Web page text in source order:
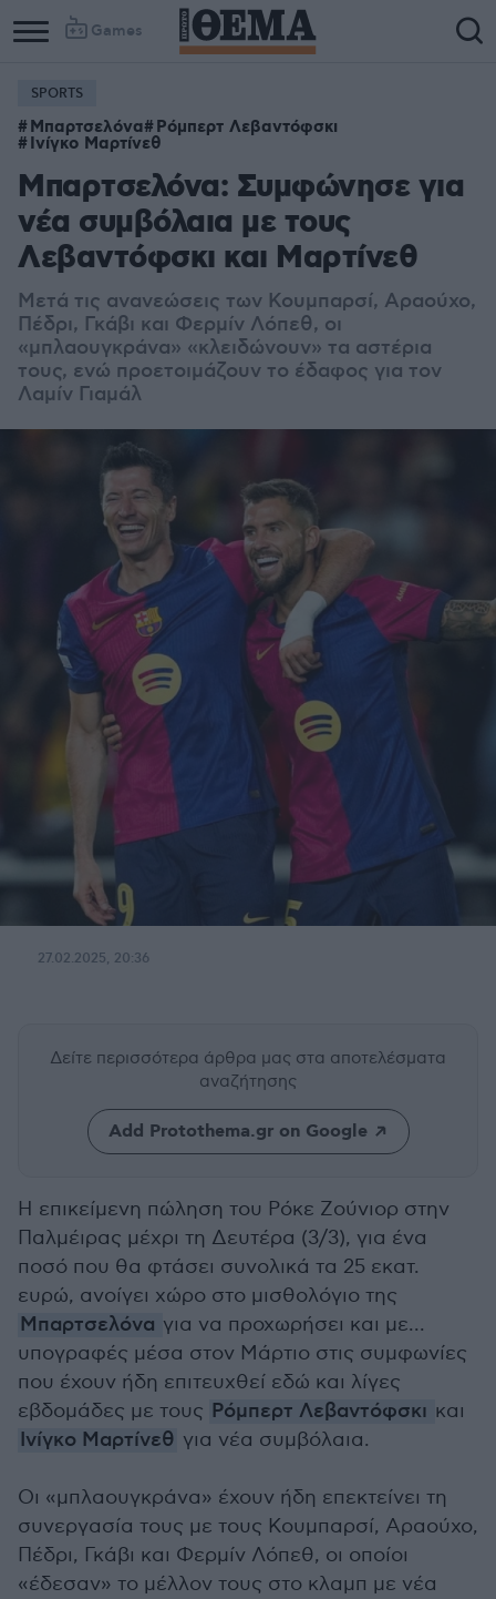
Games
SPORTS
Μπαρτσελόνα Ρόμπερτ Λεβαντόφσκι
Ινίγκο Μαρτίνεθ
Μπαρτσελόνα: Συμφώνησε για
νέα συμβόλαια με τους
Λεβαντόφσκι και Μαρτίνεθ
Μετά τις ανανεώσεις των Κουμπαρσί, Αραούχο,
Πέδρι, Γκάβι και Φερμίν Λόπεθ, οι
«μπλαουγκράνα» «κλειδώνουν» τα αστέρια
τους, ενώ προετοιμάζουν το έδαφος για τον
Λαμίν Γιαμάλ
27.02.2025, 20:36
Δείτε περισσότερα άρθρα μας στα αποτελέσματα
αναζήτησης
Add Protothema.gr on Google
Η επικείμενη πώληση του Ρόκε Ζούνιορ στην
Παλμέιρας μέχρι τη Δευτέρα (3/3), για ένα
ποσό που θα φτάσει συνολικά τα 25 εκατ.
ευρώ, ανοίγει χώρο στο μισθολόγιο της
Μπαρτσελόνα για να προχωρήσει και με...
υπογραφές μέσα στον Μάρτιο στις συμφωνίες
που έχουν ήδη επιτευχθεί εδώ και λίγες
εβδομάδες με τους Ρόμπερτ Λεβαντόφσκι και
Ινίγκο Μαρτίνεθ για νέα συμβόλαια.
Οι «μπλαουγκράνα» έχουν ήδη επεκτείνει τη
συνεργασία τους με τους Κουμπαρσί, Αραούχο,
Πέδρι, Γκάβι και Φερμίν Λόπεθ, οι οποίοι
«έδεσαν» το μέλλον τους στο κλαμπ με νέα